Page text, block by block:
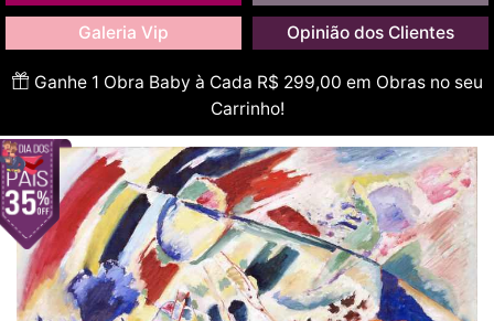
Galeria Vip Opinião dos Clientes
Ganhe 1 Obra Baby à Cada R$ 299,00 em Obras no seu
Carrinho!